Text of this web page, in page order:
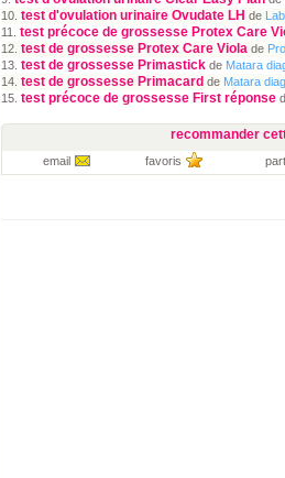
10. test d'ovulation urinaire Ovudate LH de
11. test précoce de grossesse Protex Care
12. test de grossesse Protex Care Viola de
13. test de grossesse Primastick de Matara
14. test de grossesse Primacard de Matara
15. test précoce de grossesse First réponse
recommander
email favoris